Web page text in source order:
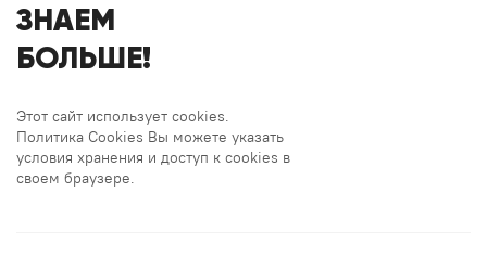
ЗНАЕМ
БОЛЬШЕ!
Этот сайт использует cookies.
Политика Cookies Вы можете указать
условия хранения и доступ к cookies в
своем браузере.